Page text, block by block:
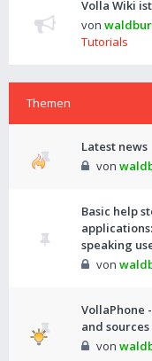
Volla Wiki
von
Tutorials
Themen
Latest news
von
Basic help
speaking
von
VollaPhone
and
von